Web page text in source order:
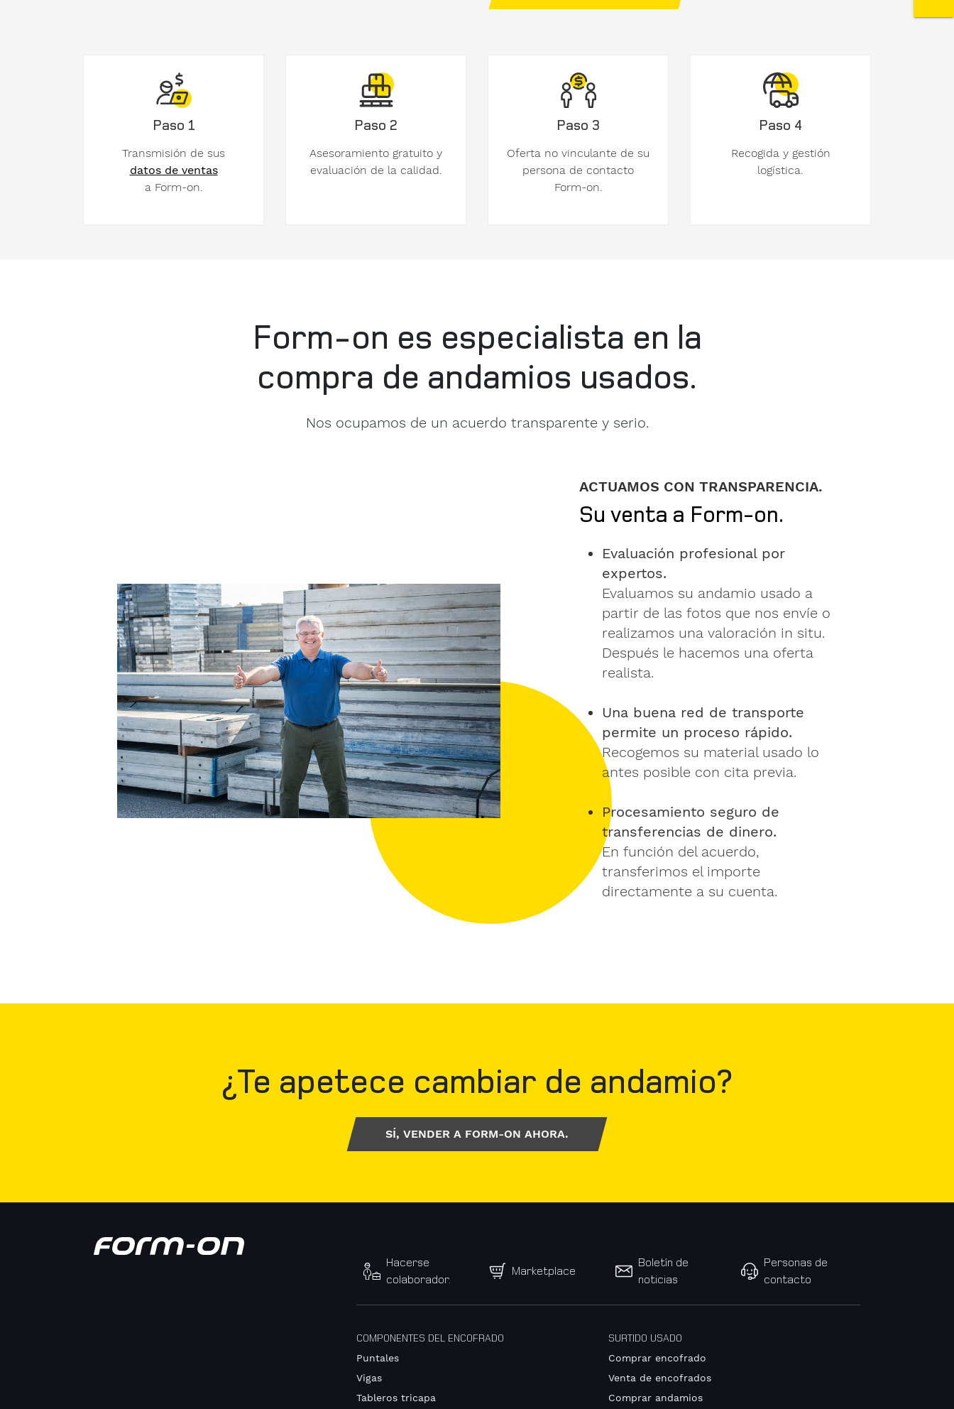
Paso 1
Transmisión de sus
datos de ventas
a Form-on.
Paso 2
Asesoramiento gratuito y
evaluación de la calidad.
Paso 3
Oferta no vinculante de su
persona de contacto
Form-on.
Paso 4
Recogida y gestión
logística.
Form-on es especialista en la
compra de andamios usados.
Nos ocupamos de un acuerdo transparente y serio.
ACTUAMOS CON TRANSPARENCIA.
Su venta a Form-on.
Evaluación profesional por
expertos.
Evaluamos su andamio usado a
partir de las fotos que nos envíe o
realizamos una valoración in situ.
Después le hacemos una oferta
realista.
Una buena red de transporte
permite un proceso rápido.
Recogemos su material usado lo
antes posible con cita previa.
Procesamiento seguro de
transferencias de dinero.
En función del acuerdo,
transferimos el importe
directamente a su cuenta.
¿Te apetece cambiar de andamio?
SÍ, VENDER A FORM-ON AHORA.
Hacerse
colaborador.
Marketplace
Boletín de
noticias
Personas de
contacto
COMPONENTES DEL ENCOFRADO
Puntales
Vigas
Tableros tricapa
SURTIDO USADO
Comprar encofrado
Venta de encofrados
Comprar andamios